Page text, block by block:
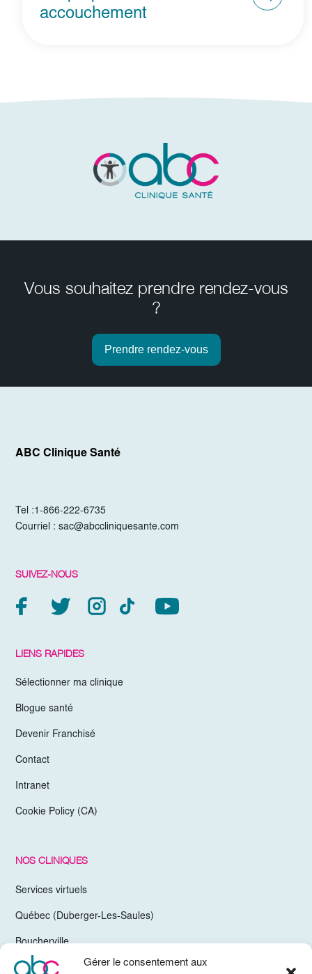
Gérer le consentement aux
accouchement
Vous souhaitez prendre rendez-vous
?
Prendre rendez-vous
ABC Clinique Santé
Tel :1-866-222-6735
Courriel :sac@abccliniquesante.com
SUIVEZ-NOUS
LIENS RAPIDES
Sélectionner ma clinique
Blogue santé
Devenir Franchisé
Contact
Intranet
Cookie Policy (CA)
NOS CLINIQUES
Services virtuels
Québec (Duberger-Les-Saules)
Boucherville
Trois-Rivières